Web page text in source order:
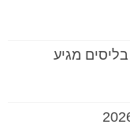
מגיע